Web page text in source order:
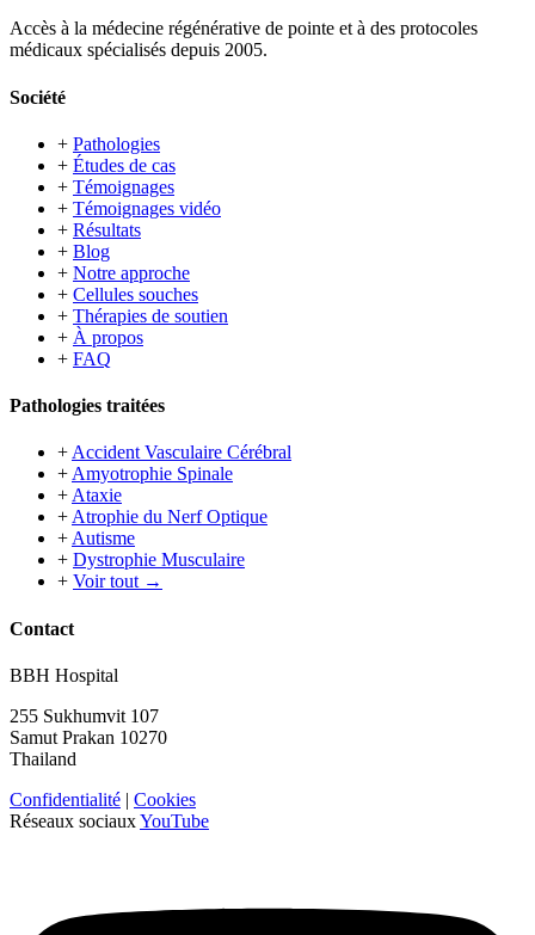
Accès à la médecine régénérative de pointe et à des protocoles
médicaux spécialisés depuis 2005.
Société
+ Pathologies
+ Études de cas
+ Témoignages
+ Témoignages vidéo
+ Résultats
+ Blog
+ Notre approche
+ Cellules souches
+ Thérapies de soutien
+ À propos
+ FAQ
Pathologies traitées
+Accident Vasculaire Cérébral
+Amyotrophie Spinale
+Ataxie
+Atrophie du Nerf Optique
+Autisme
+ Dystrophie Musculaire
+ Voir tout →
Contact
BBH Hospital
255 Sukhumvit 107
Samut Prakan 10270
Thailand
Confidentialité | Cookies
Réseaux sociauxYouTube